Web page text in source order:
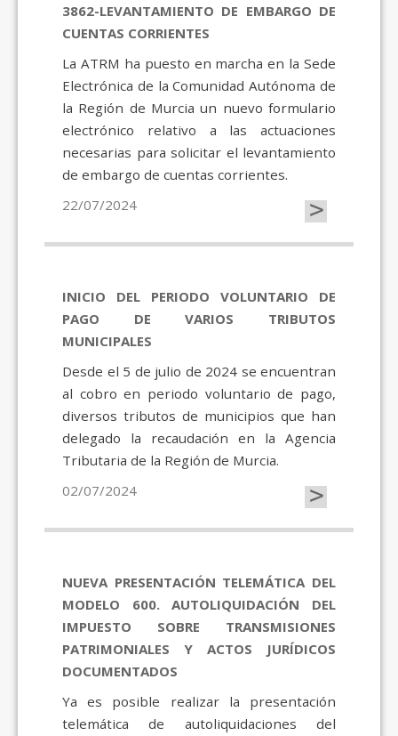
3862-LEVANTAMIENTO DE EMBARGO DE
CUENTAS CORRIENTES
La ATRM ha puesto en marcha en la Sede
Electrónica de la Comunidad Autónoma de
la Región de Murcia un nuevo formulario
electrónico relativo a las actuaciones
necesarias para solicitar el levantamiento
de embargo de cuentas corrientes.
22/07/2024
>
INICIO DEL PERIODO VOLUNTARIO DE
PAGO DE VARIOS TRIBUTOS
MUNICIPALES
Desde el 5 de julio de 2024 se encuentran
al cobro en periodo voluntario de pago,
diversos tributos de municipios que han
delegado la recaudación en la Agencia
Tributaria de la Región de Murcia.
02/07/2024
>
NUEVA PRESENTACIÓN TELEMÁTICA DEL
MODELO 600. AUTOLIQUIDACIÓN DEL
IMPUESTO SOBRE TRANSMISIONES
PATRIMONIALES Y ACTOS JURÍDICOS
DOCUMENTADOS
Ya es posible realizar la presentación
telemática de autoliquidaciones del